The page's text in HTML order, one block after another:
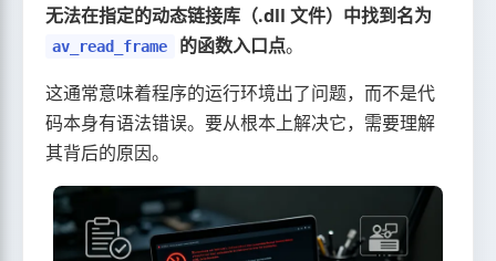
无法在指定的动态链接库（.dll 文件）中找到名为
av_read_frame 的函数入口点。
这通常意味着程序的运行环境出了问题，而不是代
码本身有语法错误。要从根本上解决它，需要理解
其背后的原因。